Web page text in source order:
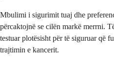
Mbulimi i sigurimit tuaj dhe
përcaktojnë se cilën markë merrni.
testuar plotësisht për të siguruar që
trajtimin e kancerit.